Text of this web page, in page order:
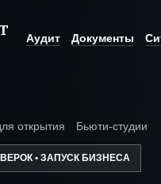
Аудит Документы
открытия Бьюти-студии
• ЗАПУСК БИЗНЕСА